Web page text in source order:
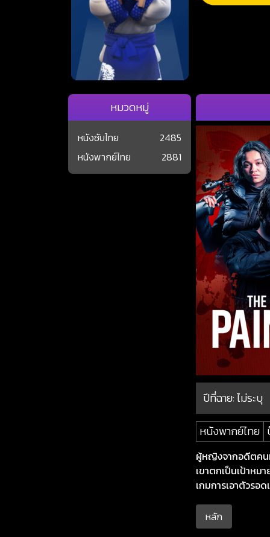
ปีที่ฉาย:ไม่ระบุ
หนังพากย์ไทย
ผู้หญิงจากอดีตคน
เขาตกเป็นเป้าหม
เกมการเอาตัวรอ
หลัก
หมวดหมู่
หนังซับไทย
2485
หนังพากย์ไทย
2881